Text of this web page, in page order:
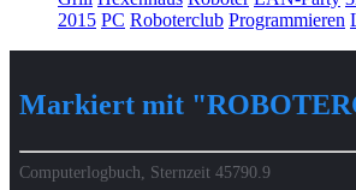
2015 PC Roboterclub Programmieren
Markiert mit
Computerlogbuch, Sternzeit 45790.9